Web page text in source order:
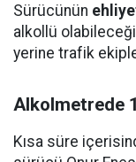
Sürücünün
alkollü
yerine trafik
Alkolmetrede
Kısa süre